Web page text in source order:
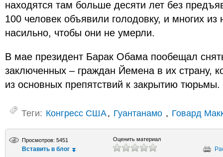
находятся там больше десяти лет без
100 человек объявили голодовку, и многих из
насильно, чтобы они не умерли.
В мае президент Барак Обама пообещал
заключенных – граждан Йемена в их страну,
из основных препятствий к закрытию тюрьмы.
Теги: Конгресс США, Гуантанамо , Говард
Просмотров: 5451
Вставить в блог
Оценить материал